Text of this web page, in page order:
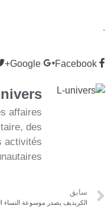
.
Facebook
Google+
affaires
des
activités
سابق